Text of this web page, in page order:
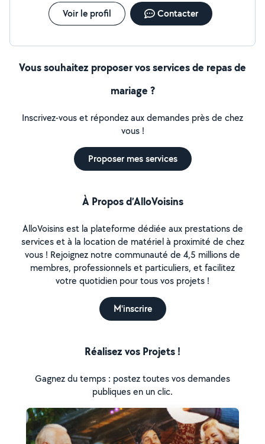
Voir le profil Contacter
Vous souhaitez proposer vos services de repas de
mariage ?
Inscrivez-vous et répondez aux demandes près de chez
vous !
Proposer mes services
À Propos d’AlloVoisins
AlloVoisins est la plateforme dédiée aux prestations de
services et à la location de matériel à proximité de chez
vous ! Rejoignez notre communauté de 4,5 millions de
membres, professionnels et particuliers, et facilitez
votre quotidien pour tous vos projets !
M'inscrire
Réalisez vos Projets !
Gagnez du temps : postez toutes vos demandes
publiques en un clic.